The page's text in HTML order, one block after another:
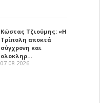
Κώστας Τζιούμης: «Η
Τρίπολη αποκτά
σύγχρονη και
ολοκληρ…
07-08-2026